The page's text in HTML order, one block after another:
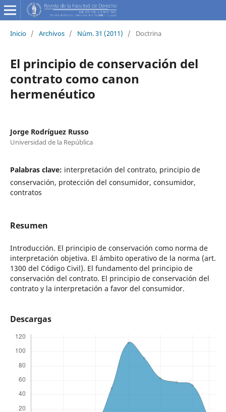
Inicio / Archivos / Núm. 31 (2011) / Doctrina
El principio de conservación del
contrato como canon
hermenéutico
Jorge Rodríguez Russo
Universidad de la República
Palabras clave: interpretación del contrato, principio de
conservación, protección del consumidor, consumidor,
contratos
Resumen
Introducción. El principio de conservación como norma de
interpretación objetiva. El ámbito operativo de la norma (art.
1300 del Código Civil). El fundamento del principio de
conservación del contrato. El principio de conservación del
contrato y la interpretación a favor del consumidor.
Descargas